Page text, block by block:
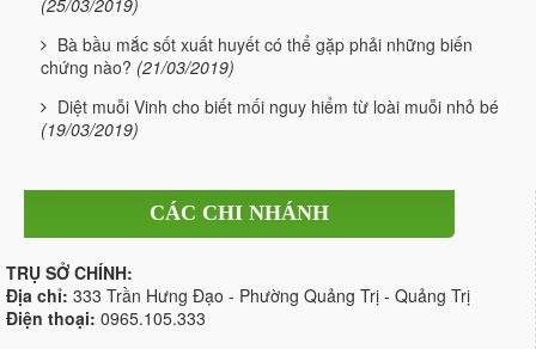
Bà bầu mắc sốt xuất huyết có thể gặp phải những biến
chứng nào? (21/03/2019)
Diệt muỗi Vinh cho biết mối nguy hiểm từ loài muỗi nhỏ bé
(19/03/2019)
CÁC CHI NHÁNH
TRỤ SỞ CHÍNH:
Địa chỉ: 333 Trần Hưng Đạo - Phường Quảng Trị - Quảng Trị
Điện thoại: 0965.105.333